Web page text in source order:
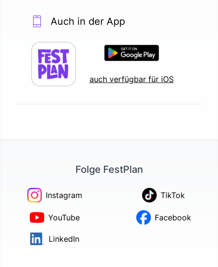
Auch in der App
auch verfügbar für iOS
Folge FestPlan
Instagram TikTok
YouTube Facebook
LinkedIn